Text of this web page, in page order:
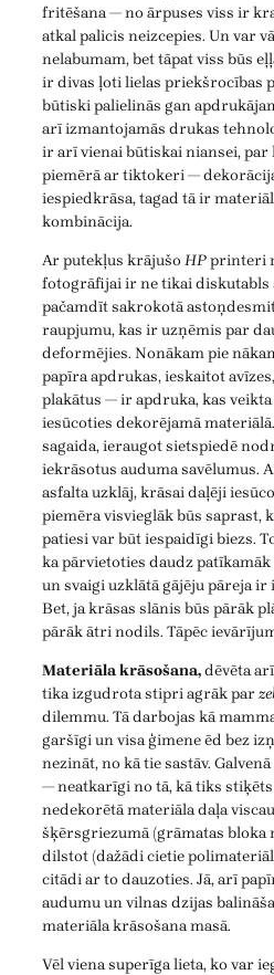
fritēšana — no ārpuses viss ir
atkal palicis neizcepies. Un var
nelabumam, bet tāpat viss būs
ir divas ļoti lielas priekšrocības
būtiski palielinās gan
arī izmantojamās drukas
ir arī vienai būtiskai niansei,
piemērā ar tiktokeri —
iespiedkrāsa, tagad tā ir
kombinācija.
Ar putekļus krājušoHPprinteri
fotogrāfijai ir ne tikai diskutabls
pačamdīt sakrokotā
raupjumu, kas ir uzņēmis par
deformējies. Nonākam pie
papīra apdrukas, ieskaitot
plakātus — ir apdruka, kas
iesūcoties dekorējamā
sagaida, ieraugot sietspiedē
iekrāsotus auduma savēlumus.
asfalta uzklāj, krāsai daļēji
piemēra visvieglāk būs saprast,
patiesi var būt iespaidīgi biezs.
ka pārvietoties daudz
un svaigi uzklātā gājēju pāreja ir
Bet, ja krāsas slānis būs pārāk
pārāk ātri nodils. Tāpēc
Materiāla krāsošana,dēvēta
tika izgudrota stipri agrāk par
dilemmu. Tā darbojas kā
garšīgi un visa ģimene ēd bez
nezināt, no kā tie sastāv.
— neatkarīgi no tā, kā tiks
nedekorētā materiāla daļa
šķērsgriezumā (grāmatas bloka
dilstot (dažādi cietie
citādi ar to dauzoties. Jā, arī
audumu un vilnas dzijas
materiāla krāsošana masā.
Vēl viena superīga lieta, ko var